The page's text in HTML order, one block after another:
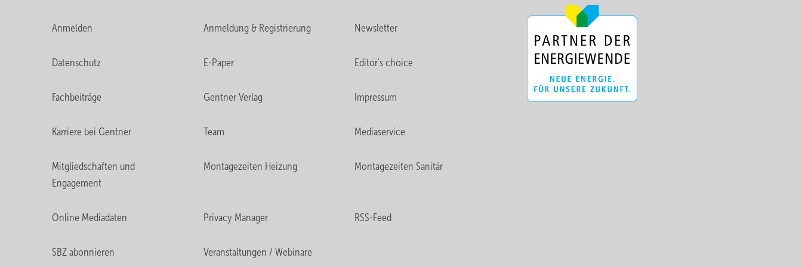
Anmelden Anmeldung & Registrierung Newsletter
Datenschutz E-Paper Editor's choice
Fachbeiträge Gentner Verlag Impressum
Karriere bei Gentner Team Mediaservice
Mitgliedschaften und
Engagement
Montagezeiten Heizung Montagezeiten Sanitär
Online Mediadaten Privacy Manager RSS-Feed
SBZ abonnieren Veranstaltungen / Webinare